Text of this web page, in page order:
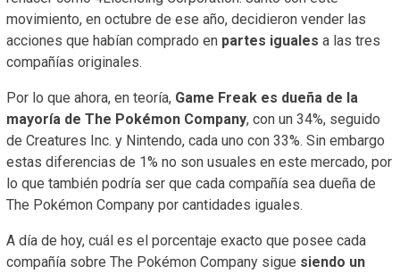
movimiento, en octubre de ese año, decidieron vender las
acciones que habían comprado en partes iguales a las tres
compañías originales.
Por lo que ahora, en teoría, Game Freak es dueña de la
mayoría de The Pokémon Company, con un 34%, seguido
de Creatures Inc. y Nintendo, cada uno con 33%. Sin embargo
estas diferencias de 1% no son usuales en este mercado, por
lo que también podría ser que cada compañía sea dueña de
The Pokémon Company por cantidades iguales.
A día de hoy, cuál es el porcentaje exacto que posee cada
compañía sobre The Pokémon Company sigue siendo un